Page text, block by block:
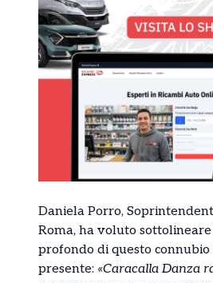
Daniela Porro,
Roma, ha voluto
profondo di questo connubio
presente: «Caracalla Danza